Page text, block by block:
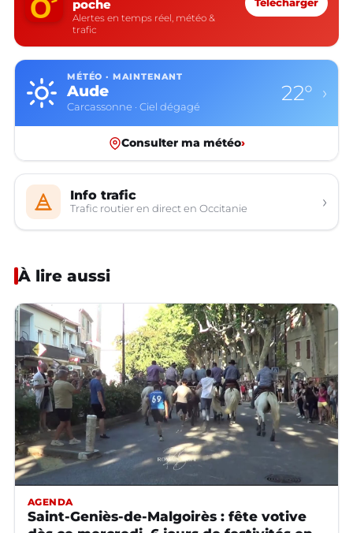
poche
Alertes en temps réel, météo &
trafic
Télécharger
MÉTÉO · MAINTENANT
Aude
Carcassonne · Ciel dégagé
22° ›
Consulter ma météo›
Info trafic
Trafic routier en direct en Occitanie ›
À lire aussi
AGENDA
Saint-Geniès-de-Malgoirès : fête votive